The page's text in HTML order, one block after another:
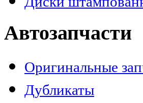
Автозапчасти
Оригинальные
Дубликаты